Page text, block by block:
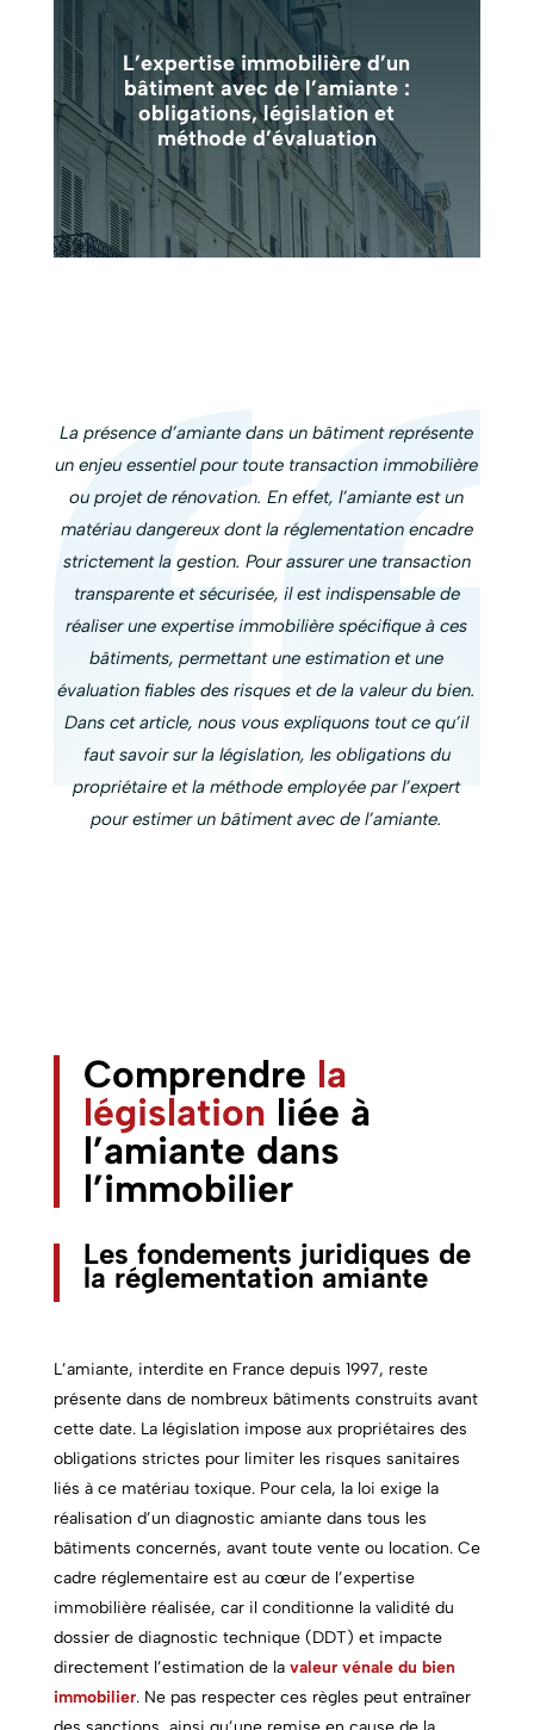
L’expertise immobilière d’un
bâtiment avec de l’amiante :
obligations, législation et
méthode d’évaluation
La présence d’amiante dans un bâtiment représente
un enjeu essentiel pour toute transaction immobilière
ou projet de rénovation. En effet, l’amiante est un
matériau dangereux dont la réglementation encadre
strictement la gestion. Pour assurer une transaction
transparente et sécurisée, il est indispensable de
réaliser une expertise immobilière spécifique à ces
bâtiments, permettant une estimation et une
évaluation fiables des risques et de la valeur du bien.
Dans cet article, nous vous expliquons tout ce qu’il
faut savoir sur la législation, les obligations du
propriétaire et la méthode employée par l’expert
pour estimer un bâtiment avec de l’amiante.
Comprendre la
législation liée à
l’amiante dans
l’immobilier
Les fondements juridiques de
la réglementation amiante
L’amiante, interdite en France depuis 1997, reste
présente dans de nombreux bâtiments construits avant
cette date. La législation impose aux propriétaires des
obligations strictes pour limiter les risques sanitaires
liés à ce matériau toxique. Pour cela, la loi exige la
réalisation d’un diagnostic amiante dans tous les
bâtiments concernés, avant toute vente ou location. Ce
cadre réglementaire est au cœur de l’expertise
immobilière réalisée, car il conditionne la validité du
dossier de diagnostic technique (DDT) et impacte
directement l’estimation de la valeur vénale du bien
immobilier. Ne pas respecter ces règles peut entraîner